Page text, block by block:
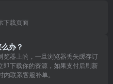
下载页面
办？
览器上的，一旦浏览器丢失缓存订
下载你的资源，如果支付后刷新
联系客服补单。